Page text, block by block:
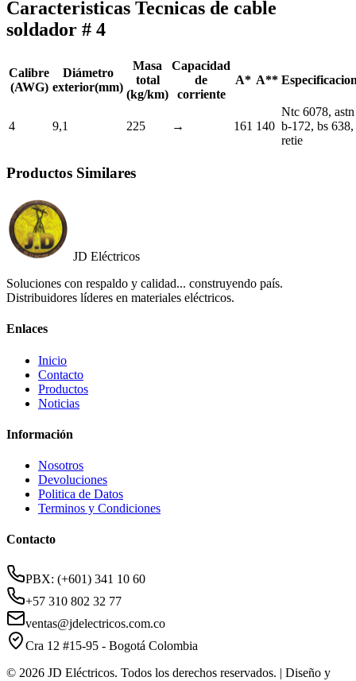
Caracteristicas Tecnicas de cable
soldador # 4
Calibre
(AWG)
Diámetro
exterior(mm)
Masa
total
(kg/km)
Capacidad
de
corriente
A* A**
4 9,1 225 → 161 140
Ntc 6078, astn
b-172, bs 638,
retie
Productos Similares
JD Eléctricos
Soluciones con respaldo y calidad... construyendo país.
Distribuidores líderes en materiales eléctricos.
Enlaces
Inicio
Contacto
Productos
Noticias
Información
Nosotros
Devoluciones
Politica de Datos
Terminos y Condiciones
Contacto
PBX: (+601) 341 10 60
+57 310 802 32 77
ventas@jdelectricos.com.co
Cra 12 #15-95 - Bogotá Colombia
© 2026 JD Eléctricos. Todos los derechos reservados. | Diseño y